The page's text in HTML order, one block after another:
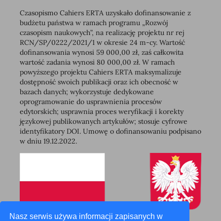
Nasz serwis używa informacji zapisanych w
Czasopismo Cahiers ERTA uzyskało dofinansowanie z
budżetu państwa w ramach programu „Rozwój
czasopism naukowych”, na realizację projektu nr rej
RCN/SP/0222/2021/1 w okresie 24 m-cy. Wartość
dofinansowania wynosi 59 000,00 zł, zaś całkowita
wartość zadania wynosi 80 000,00 zł. W ramach
powyższego projektu Cahiers ERTA maksymalizuje
dostępność swoich publikacji oraz ich obecność w
bazach danych; wykorzystuje dedykowane
oprogramowanie do usprawnienia procesów
edytorskich; usprawnia proces weryfikacji i korekty
językowej publikowanych artykułów; stosuje cyfrowe
identyfikatory DOI. Umowę o dofinansowaniu podpisano
w dniu 19.12.2022.